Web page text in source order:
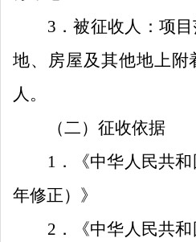
3 ．被征收人：项
地、房屋及其他地上附
人。
（二）征收依据
1 ． 《中华人民共
年修正） 》
2 ． 《中华人民共